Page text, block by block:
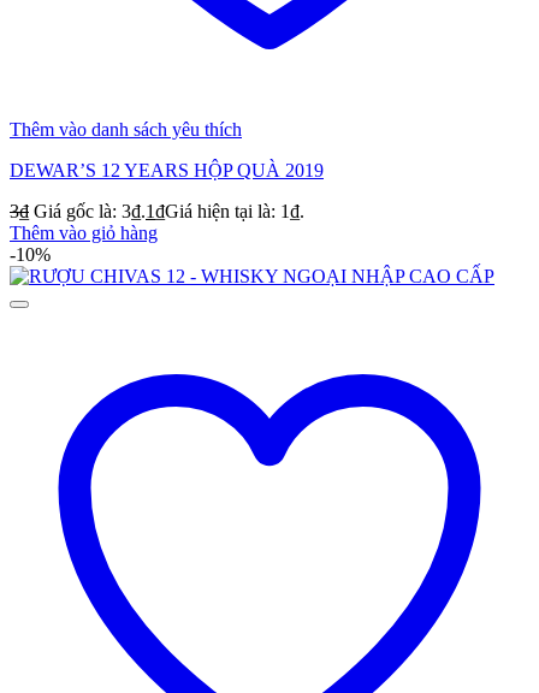
Thêm vào danh sách yêu thích
DEWAR’S 12 YEARS HỘP QUÀ 2019
3₫ Giá gốc là: 3₫.1₫Giá hiện tại là: 1₫.
Thêm vào giỏ hàng
-10%